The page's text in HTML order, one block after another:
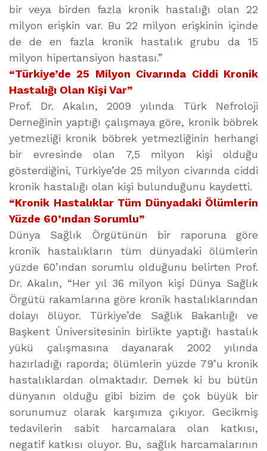
bir veya birden fazla kronik hastalığı olan 22
milyon erişkin var. Bu 22 milyon erişkinin içinde
de de en fazla kronik hastalık grubu da 15
milyon hipertansiyon hastası.”
“Türkiye’de 25 Milyon Civarında Ciddi Kronik
Hastalığı Olan Kişi Var”
Prof. Dr. Akalın, 2009 yılında Türk Nefroloji
Derneğinin yaptığı çalışmaya göre, kronik böbrek
yetmezliği kronik böbrek yetmezliğinin herhangi
bir evresinde olan 7,5 milyon kişi olduğu
gösterdiğini, Türkiye’de 25 milyon civarında ciddi
kronik hastalığı olan kişi bulunduğunu kaydetti.
“Kronik Hastalıklar Tüm Dünyadaki Ölümlerin
Yüzde 60’ından Sorumlu”
Dünya Sağlık Örgütünün bir raporuna göre
kronik hastalıkların tüm dünyadaki ölümlerin
yüzde 60’ından sorumlu olduğunu belirten Prof.
Dr. Akalın, “Her yıl 36 milyon kişi Dünya Sağlık
Örgütü rakamlarına göre kronik hastalıklarından
dolayı ölüyor. Türkiye’de Sağlık Bakanlığı ve
Başkent Üniversitesinin birlikte yaptığı hastalık
yükü çalışmasına dayanarak 2002 yılında
hazırladığı raporda; ölümlerin yüzde 79’u kronik
hastalıklardan olmaktadır. Demek ki bu bütün
dünyanın olduğu gibi bizim de çok büyük bir
sorunumuz olarak karşımıza çıkıyor. Gecikmiş
tedavilerin sabit harcamalara olan katkısı,
negatif katkısı oluyor. Bu, sağlık harcamalarının